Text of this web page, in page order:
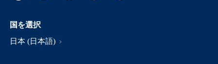
国を選択
日本 (日本語)